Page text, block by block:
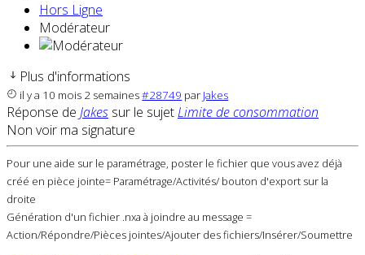
Hors Ligne
Modérateur
Plus d'informations
il y a 10 mois 2 semaines#28749 par Jakes
Réponse de Jakes sur le sujetLimite de consommation
Non voir ma signature
Pour une aide sur le paramétrage, poster le fichier que vous avez déjà
créé en pièce jointe= Paramétrage/Activités/ bouton d'export sur la
droite
Génération d'un fichier .nxa à joindre au message =
Action/Répondre/Pièces jointes/Ajouter des fichiers/Insérer/Soumettre